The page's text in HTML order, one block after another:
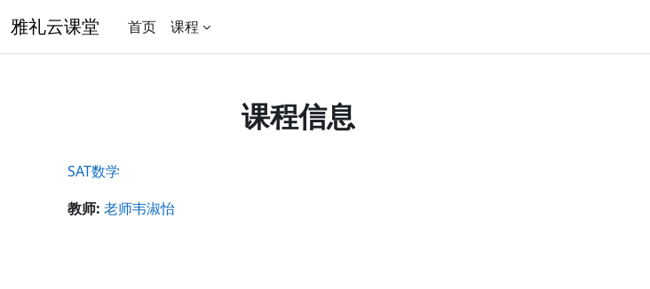
雅礼云课堂 首页 课程
课程信息
SAT数学
教师: 老师韦淑怡